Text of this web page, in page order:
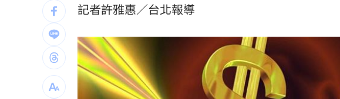
誰在回覆「幹嘛」？故宮南院小編身分曝光
姜厚任女友自曝3碩1博 網搜本名查無此人
新／威加重罰300萬！問題苦茶油流向3縣市 12:18
記者許雅惠／台北報導